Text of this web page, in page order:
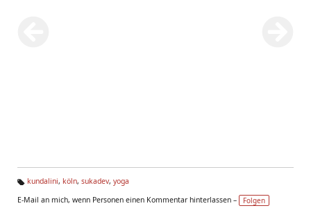
g
kundalini, köln, sukadev, yoga
E-Mail an mich, wenn Personen einen Kommentar hinterlassen –
Folgen